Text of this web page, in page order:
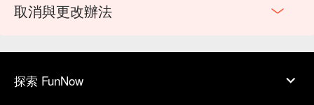
取消與更改辦法
探索 FunNow